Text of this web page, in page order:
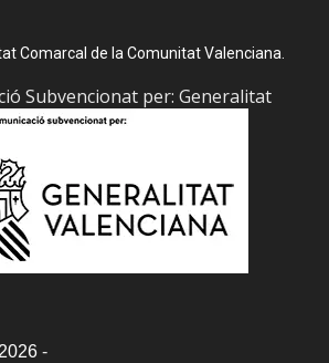
Comarcal de la Comunitat Valenciana.
Subvencionat per: Generalitat
-